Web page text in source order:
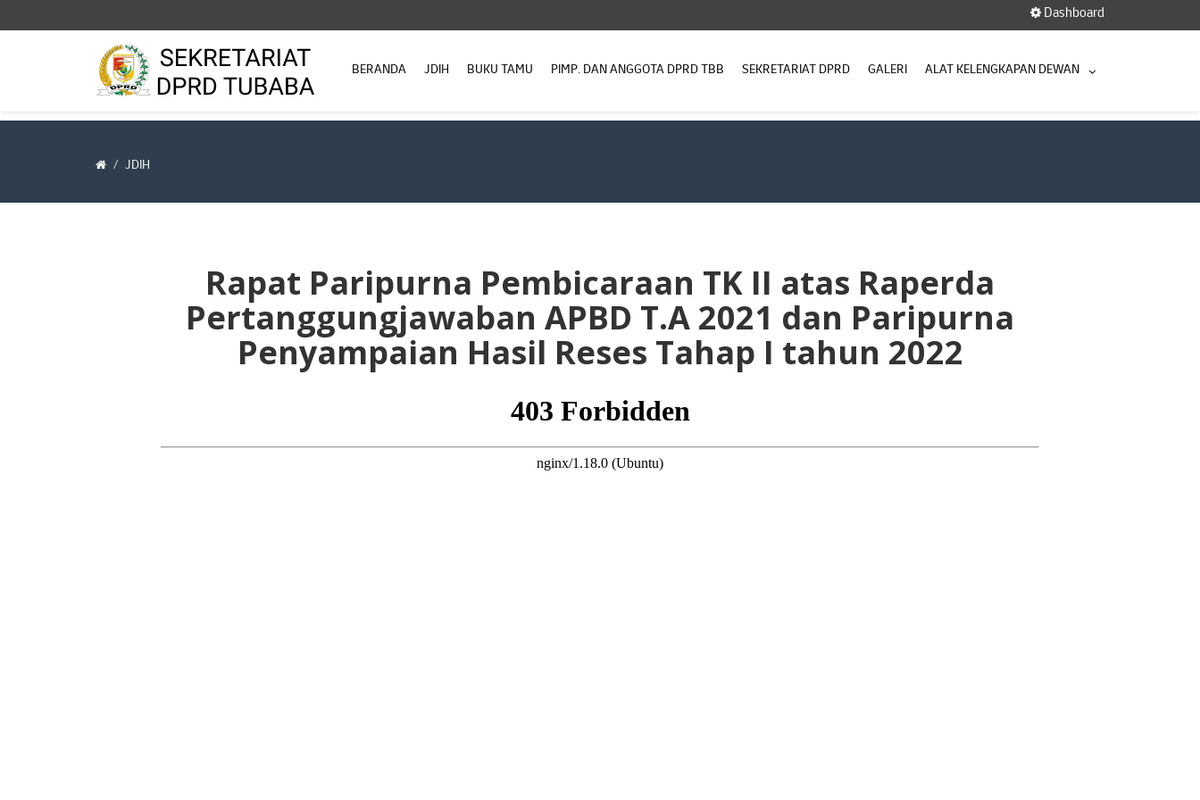
Dashboard
BERANDA JDIH BUKU TAMU PIMP. DAN ANGGOTA DPRD TBB SEKRETARIAT DPRD GALERI ALAT KELENGKAPAN DEWAN
JDIH
Rapat Paripurna Pembicaraan TK II atas Raperda
Pertanggungjawaban APBD T.A 2021 dan Paripurna
Penyampaian Hasil Reses Tahap I tahun 2022